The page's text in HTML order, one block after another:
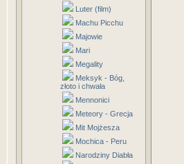
Luter (film)
Machu Picchu
Majowie
Mari
Megality
Meksyk - Bóg,
złoto i chwała
Mennonici
Meteory - Grecja
Mit Mojżesza
Mochica - Peru
Narodziny Diabła